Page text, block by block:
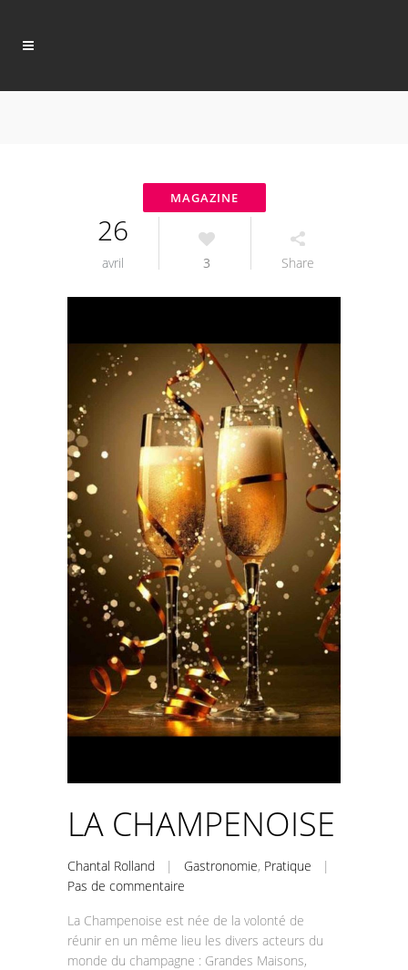
26
avril 3 Share
LA CHAMPENOISE
Chantal Rolland | Gastronomie, Pratique |
Pas de commentaire
La Champenoise est née de la volonté de
réunir en un même lieu les divers acteurs du
monde du champagne : Grandes Maisons,